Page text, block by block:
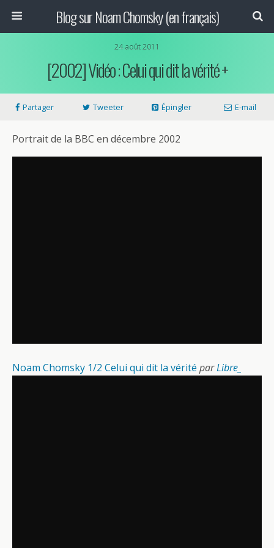
Blog sur Noam Chomsky (en français)
24 août 2011
[2002] Vidéo : Celui qui dit la vérité +
Partager Tweeter Épingler E-mail
Portrait de la BBC en décembre 2002
Noam Chomsky 1/2 Celui qui dit la vérité parLibre_